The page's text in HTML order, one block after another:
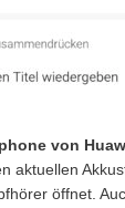
von
aktuellen
öffnet.